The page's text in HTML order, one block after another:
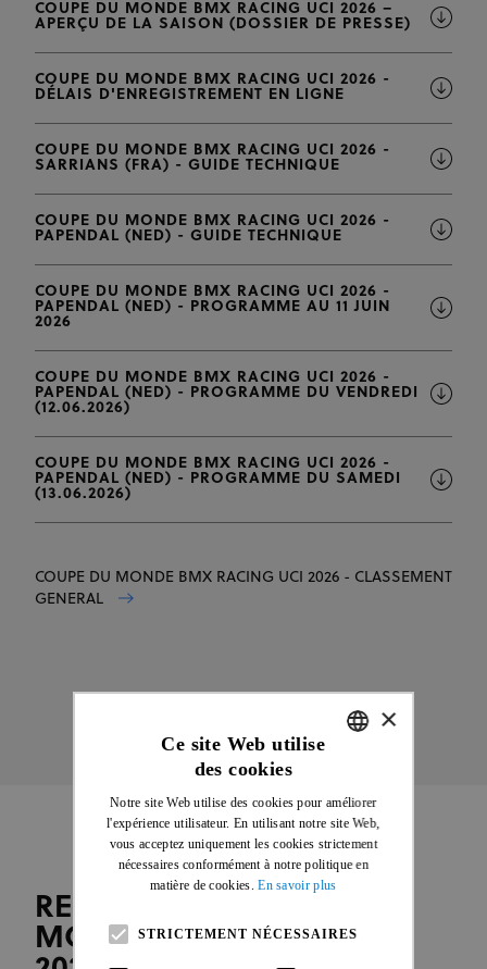
COUPE DU MONDE BMX RACING UCI 2026 –
APERÇU DE LA SAISON (DOSSIER DE PRESSE)
COUPE DU MONDE BMX RACING UCI 2026 -
DÉLAIS D'ENREGISTREMENT EN LIGNE
COUPE DU MONDE BMX RACING UCI 2026 -
SARRIANS (FRA) - GUIDE TECHNIQUE
COUPE DU MONDE BMX RACING UCI 2026 -
PAPENDAL (NED) - GUIDE TECHNIQUE
COUPE DU MONDE BMX RACING UCI 2026 -
PAPENDAL (NED) - PROGRAMME AU 11 JUIN
2026
COUPE DU MONDE BMX RACING UCI 2026 -
PAPENDAL (NED) - PROGRAMME DU VENDREDI
(12.06.2026)
COUPE DU MONDE BMX RACING UCI 2026 -
PAPENDAL (NED) - PROGRAMME DU SAMEDI
(13.06.2026)
COUPE DU MONDE BMX RACING UCI 2026 - CLASSEMENT
GENERAL
REGARDER LA COUPE DU
MONDE BMX RACING UCI
FRENCH
×
Ce site Web utilise
des cookies
Notre site Web utilise des cookies pour améliorer
l'expérience utilisateur. En utilisant notre site Web,
vous acceptez uniquement les cookies strictement
nécessaires conformément à notre politique en
matière de cookies. En savoir plus
STRICTEMENT NÉCESSAIRES